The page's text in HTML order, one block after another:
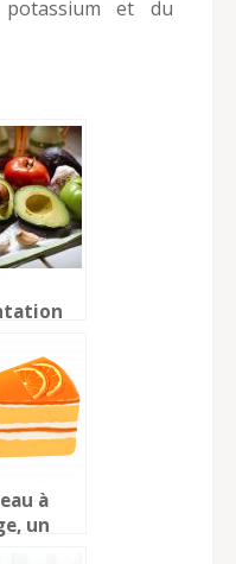
et du
à
un